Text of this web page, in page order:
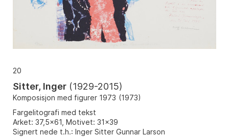
20
Sitter, Inger (1929-2015)
Komposisjon med figurer 1973 (1973)
Fargelitografi med tekst
Arket: 37,5x61, Motivet: 31x39
Signert nede t.h.: Inger Sitter Gunnar Larson